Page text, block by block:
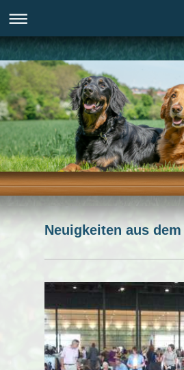
Neuigkeiten aus